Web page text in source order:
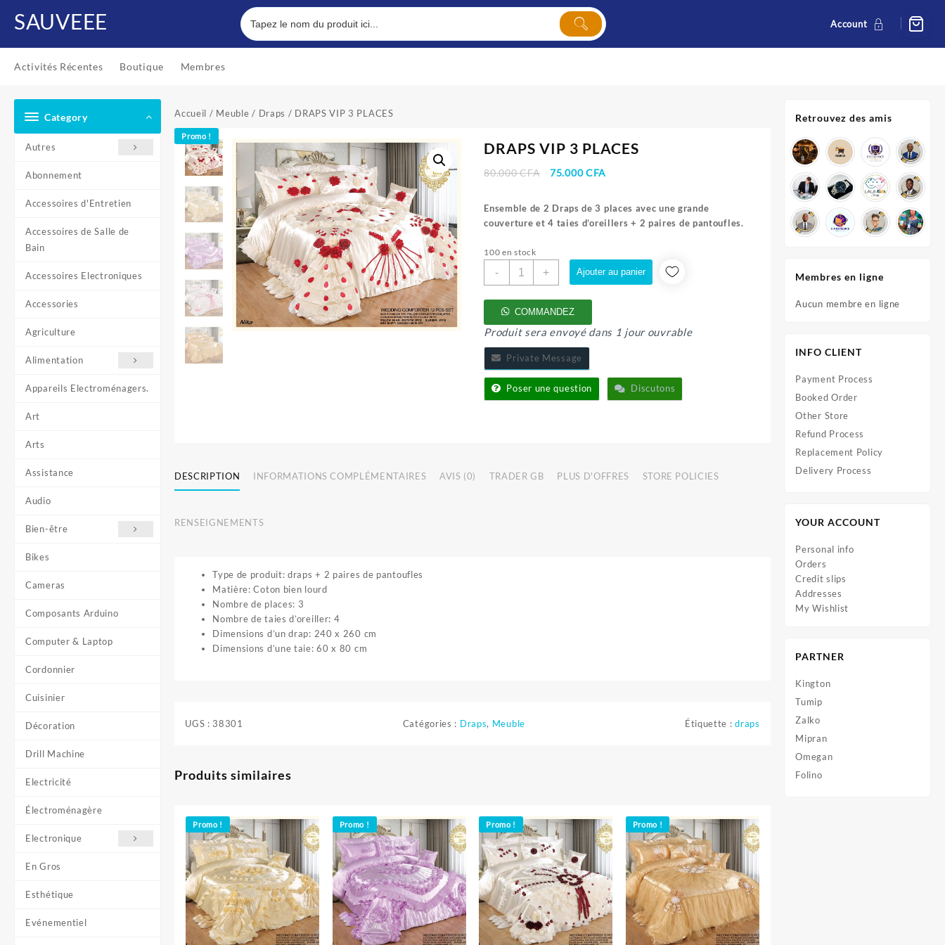
SAUVEEE Account
Activités Récentes Boutique Membres
Category
Autres
Abonnement
Accessoires d'Entretien
Accessoires de Salle de
Bain
Accessoires Electroniques
Accessories
Agriculture
Alimentation
Appareils Electroménagers.
Art
Arts
Assistance
Audio
Bien-être
Bikes
Cameras
Composants Arduino
Computer & Laptop
Cordonnier
Cuisinier
Décoration
Drill Machine
Electricité
Électroménagère
Electronique
En Gros
Esthétique
Evénementiel
Accueil / Meuble / Draps / DRAPS VIP 3 PLACES
Promo !
DRAPS VIP 3 PLACES
80.000CFA
Le
était :
75.000CFA
est :
75.000 CFA.
Ensemble de 2 Draps de 3 places avec une grande
couverture et 4 taies d’oreillers + 2 paires de pantoufles.
100 en stock
-
quantité
VIP
3
+ Ajouter au panier
COMMANDEZ
Produit sera envoyé dans 1 jour ouvrable
Private Message
Poser une question Discutons
DESCRIPTION INFORMATIONS COMPLÉMENTAIRES AVIS (0) TRADER GB PLUS D'OFFRES STORE POLICIES
RENSEIGNEMENTS
Type de produit: draps + 2 paires de pantoufles
Matière: Coton bien lourd
Nombre de places: 3
Nombre de taies d’oreiller: 4
Dimensions d’un drap: 240 x 260 cm
Dimensions d’une taie: 60 x 80 cm
UGS : 38301 Catégories : Draps, Meuble Étiquette :draps
Produits similaires
Promo ! Promo ! Promo ! Promo !
Retrouvez des amis
Membres en ligne
Aucun membre en ligne
INFO CLIENT
Payment Process
Booked Order
Other Store
Refund Process
Replacement Policy
Delivery Process
YOUR ACCOUNT
Personal info
Orders
Credit slips
Addresses
My Wishlist
PARTNER
Kington
Tumip
Zalko
Mipran
Omegan
Folino